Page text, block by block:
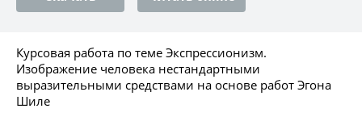
Курсовая работа по теме Экспрессионизм.
Изображение человека нестандартными
выразительными средствами на основе работ Эгона
Шиле